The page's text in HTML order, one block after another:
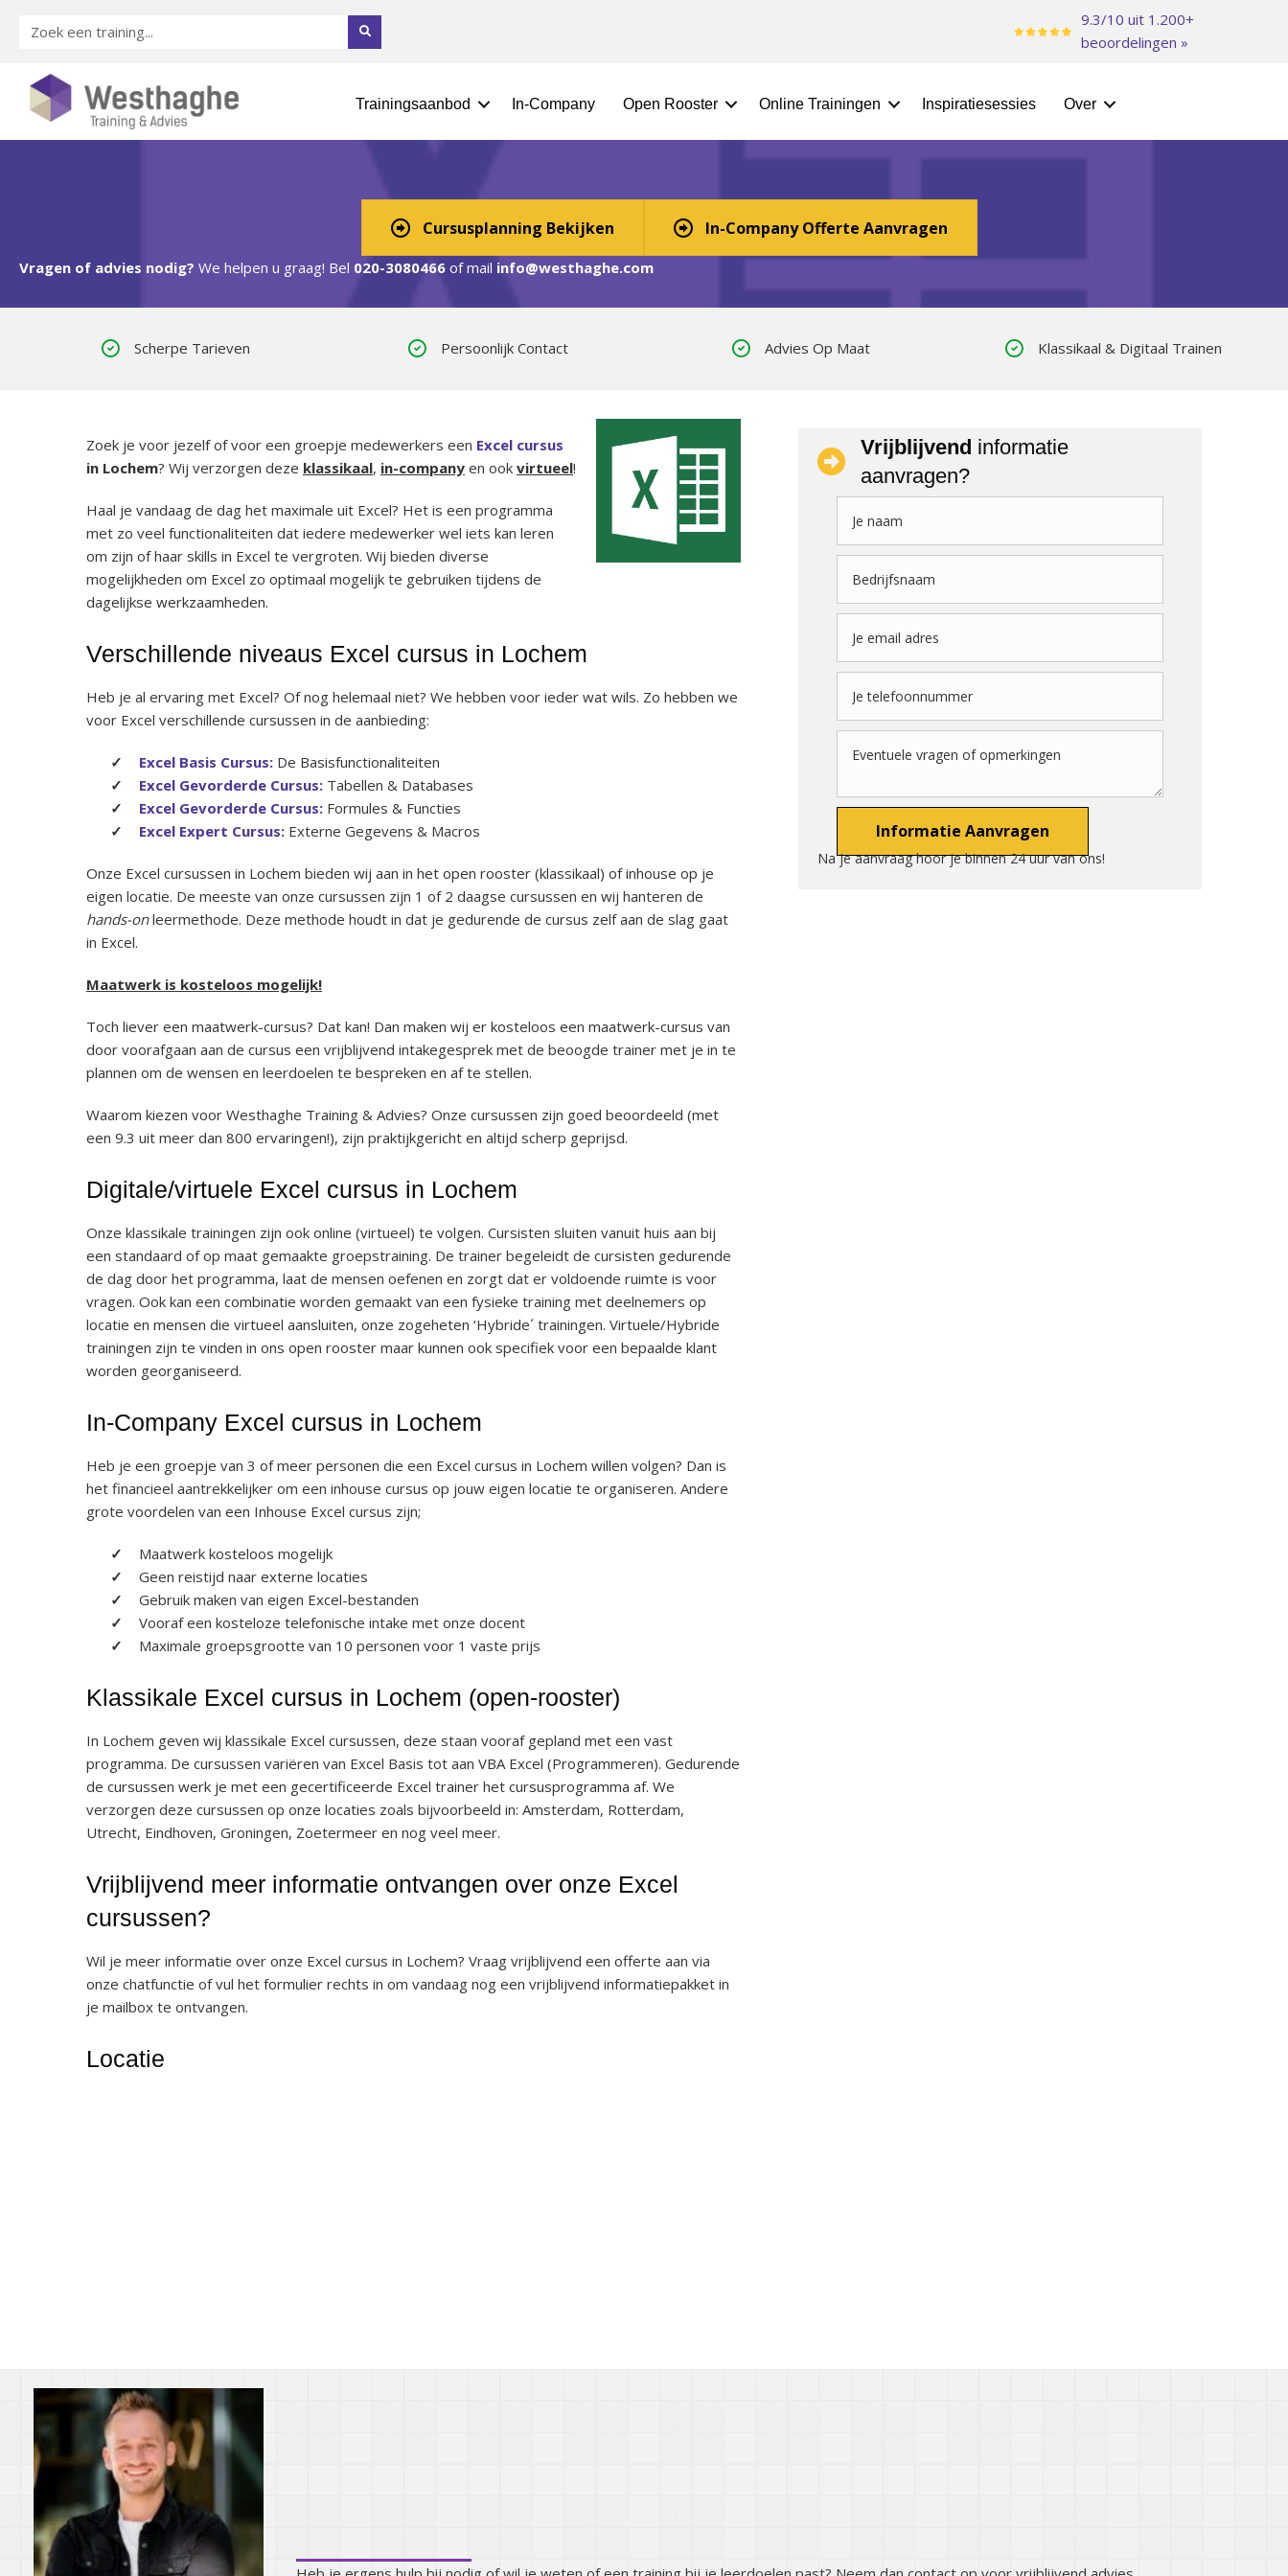
9.3/10 uit 1.200+
beoordelingen »
Trainingsaanbod In-Company Open Rooster Online Trainingen Inspiratiesessies Over
Excel Cursus in Lochem? Digitaal, In-Company, of Klassikaal!
Cursusplanning Bekijken In-Company Offerte Aanvragen
Vragen of advies nodig? We helpen u graag! Bel 020-3080466 of mail info@westhaghe.com
Scherpe Tarieven Persoonlijk Contact Advies Op Maat Klassikaal & Digitaal Trainen
Zoek je voor jezelf of voor een groepje medewerkers een Excel cursus
in Lochem? Wij verzorgen deze klassikaal, in-company en ook virtueel!
Haal je vandaag de dag het maximale uit Excel? Het is een programma
met zo veel functionaliteiten dat iedere medewerker wel iets kan leren
om zijn of haar skills in Excel te vergroten. Wij bieden diverse
mogelijkheden om Excel zo optimaal mogelijk te gebruiken tijdens de
dagelijkse werkzaamheden.
Verschillende niveaus Excel cursus in Lochem
Heb je al ervaring met Excel? Of nog helemaal niet? We hebben voor ieder wat wils. Zo hebben we
voor Excel verschillende cursussen in de aanbieding:
Excel Basis Cursus: De Basisfunctionaliteiten
Excel Gevorderde Cursus: Tabellen & Databases
Excel Gevorderde Cursus: Formules & Functies
Excel Expert Cursus: Externe Gegevens & Macros
Onze Excel cursussen in Lochem bieden wij aan in het open rooster (klassikaal) of inhouse op je
eigen locatie. De meeste van onze cursussen zijn 1 of 2 daagse cursussen en wij hanteren de
hands-onleermethode. Deze methode houdt in dat je gedurende de cursus zelf aan de slag gaat
in Excel.
Maatwerk is kosteloos mogelijk!
Toch liever een maatwerk-cursus? Dat kan! Dan maken wij er kosteloos een maatwerk-cursus van
door voorafgaan aan de cursus een vrijblijvend intakegesprek met de beoogde trainer met je in te
plannen om de wensen en leerdoelen te bespreken en af te stellen.
Waarom kiezen voor Westhaghe Training & Advies? Onze cursussen zijn goed beoordeeld (met
een 9.3 uit meer dan 800 ervaringen!), zijn praktijkgericht en altijd scherp geprijsd.
Digitale/virtuele Excel cursus in Lochem
Onze klassikale trainingen zijn ook online (virtueel) te volgen. Cursisten sluiten vanuit huis aan bij
een standaard of op maat gemaakte groepstraining. De trainer begeleidt de cursisten gedurende
de dag door het programma, laat de mensen oefenen en zorgt dat er voldoende ruimte is voor
vragen. Ook kan een combinatie worden gemaakt van een fysieke training met deelnemers op
locatie en mensen die virtueel aansluiten, onze zogeheten ‘Hybride´ trainingen. Virtuele/Hybride
trainingen zijn te vinden in ons open rooster maar kunnen ook specifiek voor een bepaalde klant
worden georganiseerd.
In-Company Excel cursus in Lochem
Heb je een groepje van 3 of meer personen die een Excel cursus in Lochem willen volgen? Dan is
het financieel aantrekkelijker om een inhouse cursus op jouw eigen locatie te organiseren. Andere
grote voordelen van een Inhouse Excel cursus zijn;
Maatwerk kosteloos mogelijk
Geen reistijd naar externe locaties
Gebruik maken van eigen Excel-bestanden
Vooraf een kosteloze telefonische intake met onze docent
Maximale groepsgrootte van 10 personen voor 1 vaste prijs
Klassikale Excel cursus in Lochem (open-rooster)
In Lochem geven wij klassikale Excel cursussen, deze staan vooraf gepland met een vast
programma. De cursussen variëren van Excel Basis tot aan VBA Excel (Programmeren). Gedurende
de cursussen werk je met een gecertificeerde Excel trainer het cursusprogramma af. We
verzorgen deze cursussen op onze locaties zoals bijvoorbeeld in: Amsterdam, Rotterdam,
Utrecht, Eindhoven, Groningen, Zoetermeer en nog veel meer.
Vrijblijvend meer informatie ontvangen over onze Excel
cursussen?
Wil je meer informatie over onze Excel cursus in Lochem? Vraag vrijblijvend een offerte aan via
onze chatfunctie of vul het formulier rechts in om vandaag nog een vrijblijvend informatiepakket in
je mailbox te ontvangen.
Locatie
Vrijblijvend informatie
aanvragen?
Na je aanvraag hoor je binnen 24 uur van ons!